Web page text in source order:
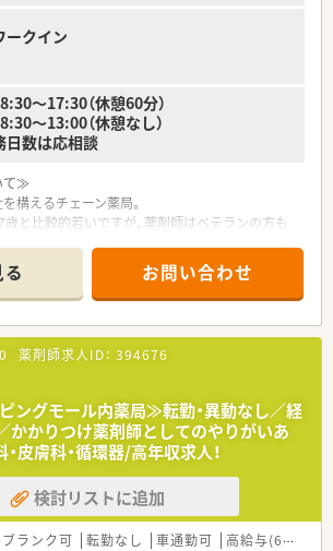
いったライフイベントを経ても、会社の充実した
しながら正社員として継続しています。
ークイン
～17:30（休憩60分）
～13:00（休憩なし）
数は応相談
て≫
構えるチェーン薬局。
と比較的若いですが、薬剤師はベテランの方も
えて働きたい方、全国転勤を避けたいがクリニック
前など幅広く経験されたい方にもおすすめです。
しており、今後の成長性もある優良企業です。
いる今でも、社長が毎年手書きのバースデーカー
ゼントがあったり、社員を大事にしている姿勢は
る今でも変わりません。
≫
しっかりしています。
目標に対してのフィードバックを定期面談で実
、エリアマネージャーだけでなく、部長もこまめ
て現場の声をヒアリングされていますので、頑張っ
されたい方にピッタリの職場です。
感があり、定着率の良さにも繋がっています。
お問い合わせ
薬剤師求人ID： 394676
ングモール内薬局≫転勤・異動なし／経
かかりつけ薬剤師としてのやりがいあ
皮膚科・循環器/高年収求人！
検討リストに追加
ブランク可 転勤なし 車通勤可 高給与(600万円以上)